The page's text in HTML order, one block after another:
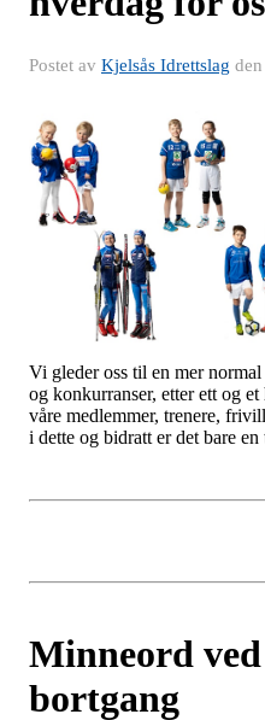
Postet av Kjelsås Idrettslag den
Vi gleder oss til en mer
og konkurranser, etter ett og
våre medlemmer, trenere,
i dette og bidratt er det bare
Minneord
bortgang